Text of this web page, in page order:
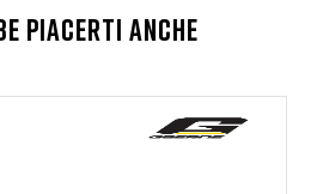
PIACERTI ANCHE